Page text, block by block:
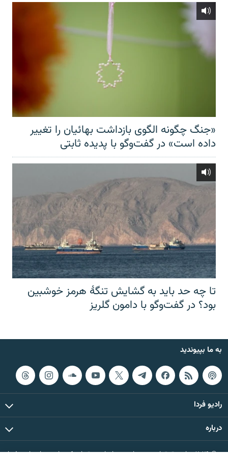
«جنگ چگونه الگوی بازداشت بهائیان را تغییر
داده است» در گفت‌وگو با پدیده ثابتی
تا چه حد باید به گشایش تنگهٔ هرمز خوشبین
بود؟ در گفت‌وگو با دامون گلریز
به ما بپیوندید
رادیو فردا
درباره